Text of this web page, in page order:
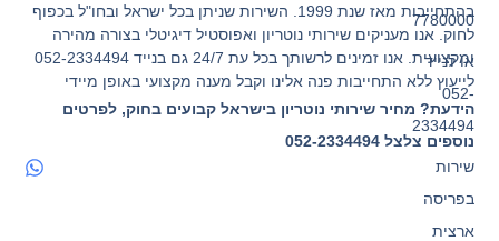
בהתחייבות מאז שנת 1999. השירות שניתן בכל ישראל ובחו"ל בכפוף
לחוק. אנו מעניקים שירותי נוטריון ואפוסטיל דיגיטלי בצורה מהירה
ומקצועית. אנו זמינים לרשותך בכל עת 24/7 גם בנייד 052-2334494
לייעוץ ללא התחייבות פנה אלינו וקבל מענה מקצועי באופן מיידי
הידעת? מחיר שירותי נוטריון בישראל קבועים בחוק, לפרטים
נוספים צלצל 052-2334494
7780000
או לנייד
052-
2334494
שירות
בפריסה
ארצית